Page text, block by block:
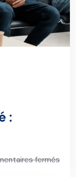
:
fermés